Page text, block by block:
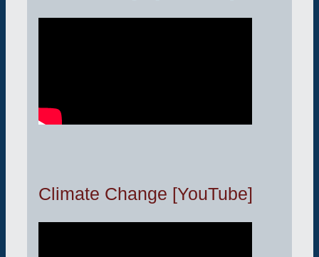
Climate Change [YouTube]